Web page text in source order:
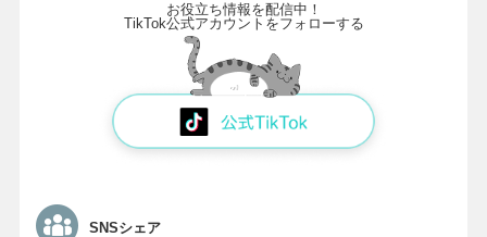
お役立ち情報を配信中！
TikTok公式アカウントをフォローする
SNSシェア